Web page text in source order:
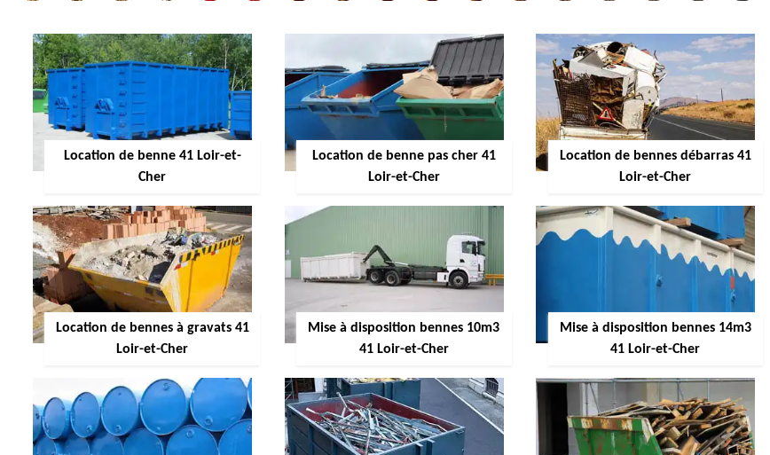
Location de benne 41 Loir-et-
Cher
Location de benne pas cher 41
Loir-et-Cher
Location de bennes débarras 41
Loir-et-Cher
Location de bennes à gravats 41
Loir-et-Cher
Mise à disposition bennes 10m3
41 Loir-et-Cher
Mise à disposition bennes 14m3
41 Loir-et-Cher